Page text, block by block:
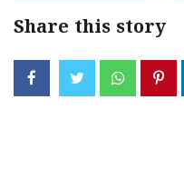
Share this story